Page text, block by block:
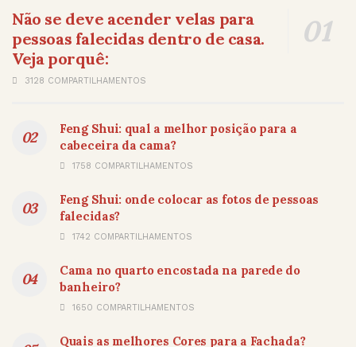
Não se deve acender velas para
pessoas falecidas dentro de casa.
Veja porquê:
3128 COMPARTILHAMENTOS
Feng Shui: qual a melhor posição para a
cabeceira da cama?
1758 COMPARTILHAMENTOS
Feng Shui: onde colocar as fotos de pessoas
falecidas?
1742 COMPARTILHAMENTOS
Cama no quarto encostada na parede do
banheiro?
1650 COMPARTILHAMENTOS
Quais as melhores Cores para a Fachada?